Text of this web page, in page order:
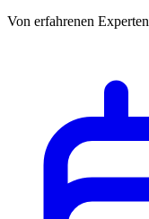
Von erfahrenen Experten